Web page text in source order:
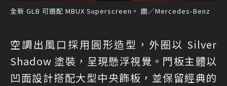
全新 GLB 可選配 MBUX Superscreen。 圖／Mercedes-Benz
空調出風口採用圓形造型，外圈以 Silver
Shadow 塗裝，呈現懸浮視覺。門板主體以
凹面設計搭配大型中央飾板，並保留經典的